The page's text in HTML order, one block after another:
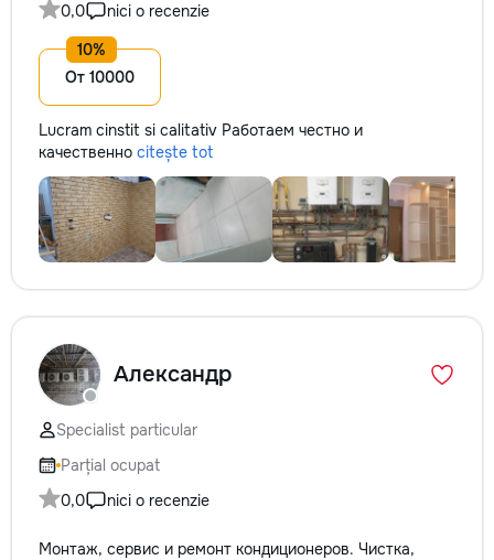
0,0
nici o recenzie
От 10000
Lucram cinstit si calitativ Работаем честно и
качественно citește tot
Александр
Specialist particular
Parțial ocupat
0,0
nici o recenzie
Монтаж, сервис и ремонт кондиционеров. Чистка,